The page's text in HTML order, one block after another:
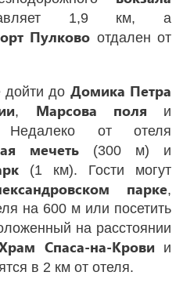
1,9 км, а
Пулково отдален от
до Домика Петра
, Марсова поля и
от отеля
мечеть (300 м) и
(1 км). Гости могут
парке,
на 600 м или посетить
на расстоянии
Спаса-на-Крови и
в 2 км от отеля.